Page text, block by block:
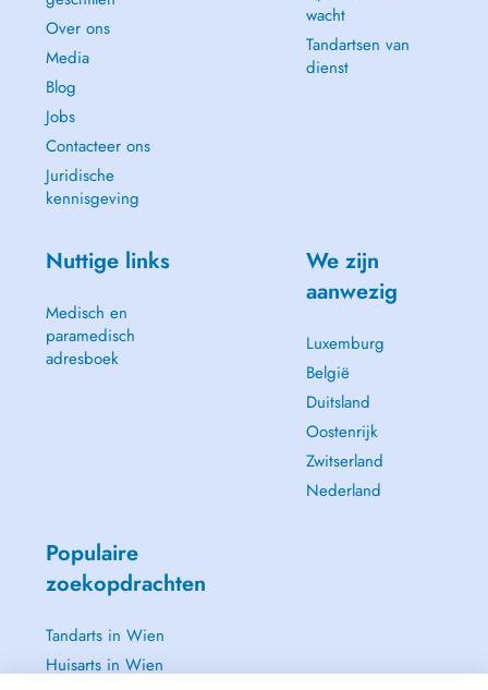
Over ons
Media
Blog
Jobs
Contacteer ons
Juridische
kennisgeving
wacht
Tandartsen van
dienst
Nuttige links
Medisch en
paramedisch
adresboek
We zijn
aanwezig
Luxemburg
België
Duitsland
Oostenrijk
Zwitserland
Nederland
Populaire
zoekopdrachten
Tandarts in Wien
Huisarts in Wien